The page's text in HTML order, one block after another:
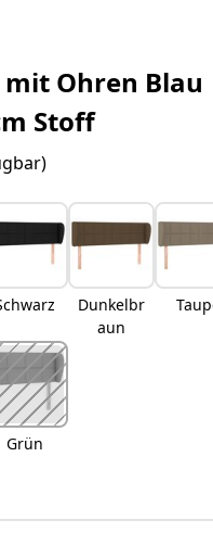
Ohren Blau
Stoff
Dunkelbr
aun
Grün